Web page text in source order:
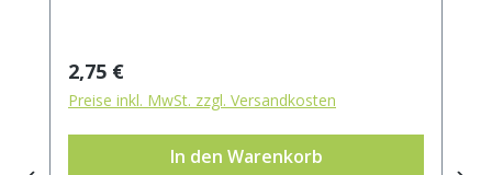
Grillgut eingerieben bzw. geklopft werden.
Anschließend darf das Fleisch, fest
eingewickelt in Plastikfolie oder
vakuumiert, ca. 12 Stunden lang (Fisch und
Meeresfrüchte nur ca. 1 Stunde) im
Regulärer Preis:
2,75 €
Preise inkl. MwSt. zzgl. Versandkosten
In den Warenkorb